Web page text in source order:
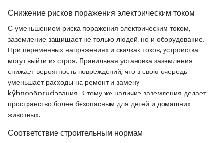
Снижение рисков поражения электрическим током
С уменьшением риска поражения электрическим током,
заземление защищает не только людей, но и оборудование.
При переменных напряжениях и скачках токов, устройства
могут выйти из строя. Правильная установка заземления
снижает вероятность повреждений, что в свою очередь
уменьшает расходы на ремонт и замену
kỹhnoобorudования. К тому же наличие заземления делает
пространство более безопасным для детей и домашних
животных.
Соответствие строительным нормам